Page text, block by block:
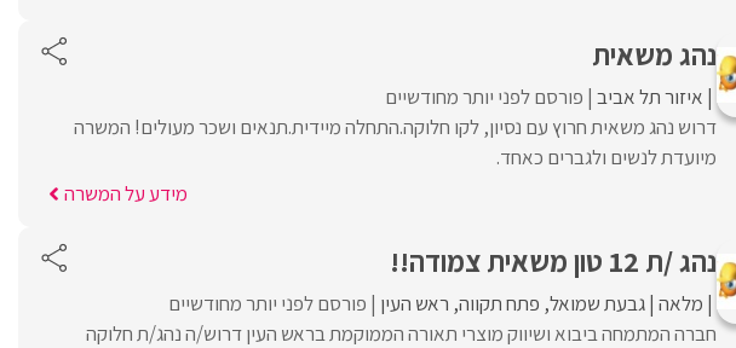
נהג משאית
איזור תל אביב פורסם לפני יותר מחודשיים
דרוש נהג משאית חרוץ עם נסיון, לקו חלוקה.התחלה מיידית.תנאים ושכר מעולים! המשרה
מיועדת לנשים ולגברים כאחד.
מידע על המשרה
נהג /ת 12 טון משאית צמודה!!
מלאה גבעת שמואל פתח תקווה ראש העין פורסם לפני יותר מחודשיים
חברה המתמחה ביבוא ושיווק מוצרי תאורה הממוקמת בראש העין דרוש/ה נהג/ת חלוקה